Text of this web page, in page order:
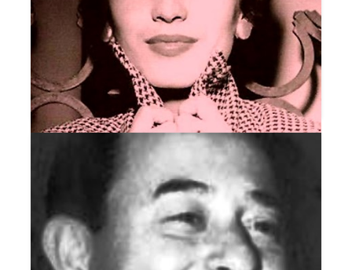
DÓRIS MONTEIRO